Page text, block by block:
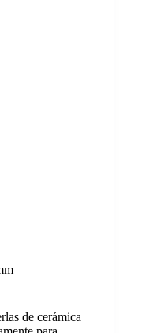
de cerámica